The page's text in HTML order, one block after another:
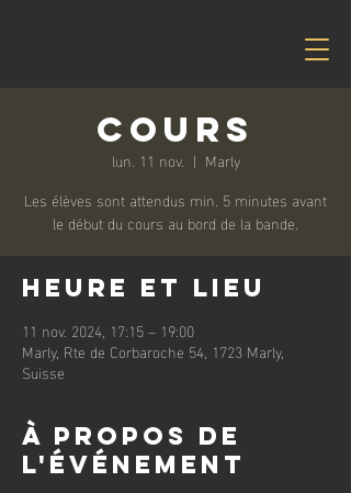
Cours
lun. 11 nov.
  |
Marly
Les élèves sont attendus min. 5 minutes avant
le début du cours au bord de la bande.
Heure et lieu
11 nov. 2024, 17:15 – 19:00
Marly, Rte de Corbaroche 54, 1723 Marly,
Suisse
À propos de
l'événement